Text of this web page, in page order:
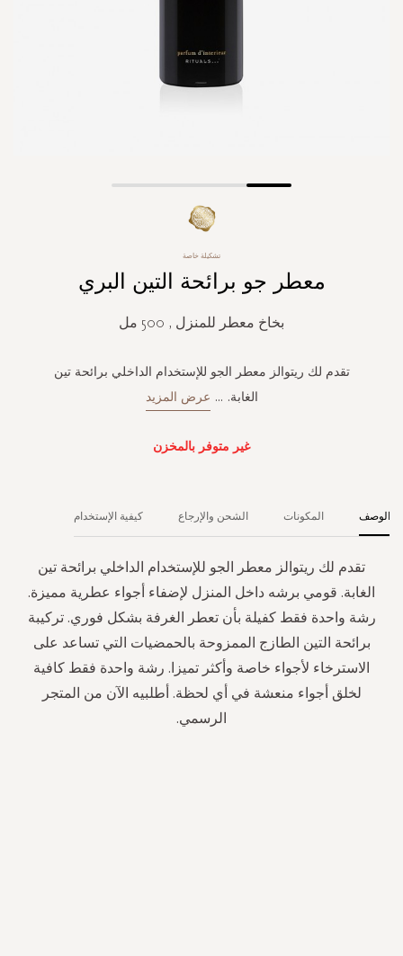
تشكيلة خاصة
معطر جو برائحة التين البري
بخاخ معطر للمنزل , 500 مل
تقدم لك ريتوالز معطر الجو للإستخدام الداخلي برائحة تين
الغابة. ... عرض المزيد
غير متوفر بالمخزن
الوصف
تقدم لك ريتوالز معطر الجو للإستخدام الداخلي برائحة تين
الغابة. قومي برشه داخل المنزل لإضفاء أجواء عطرية مميزة.
رشة واحدة فقط كفيلة بأن تعطر الغرفة بشكل فوري. تركيبة
برائحة التين الطازج الممزوحة بالحمضيات التي تساعد على
الاسترخاء لأجواء خاصة وأكثر تميزا. رشة واحدة فقط كافية
لخلق أجواء منعشة في أي لحظة. أطلبيه الآن من المتجر
الرسمي.
المكونات الشحن والإرجاع كيفية الإستخدام